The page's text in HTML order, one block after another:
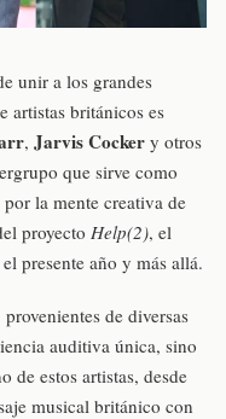
unir a los grandes
artistas británicos es
, Jarvis Cocker y otros
que sirve como
por la mente creativa de
proyecto Help(2), el
presente año y más allá.
de diversas
auditiva única, sino
de estos artistas, desde
musical británico con